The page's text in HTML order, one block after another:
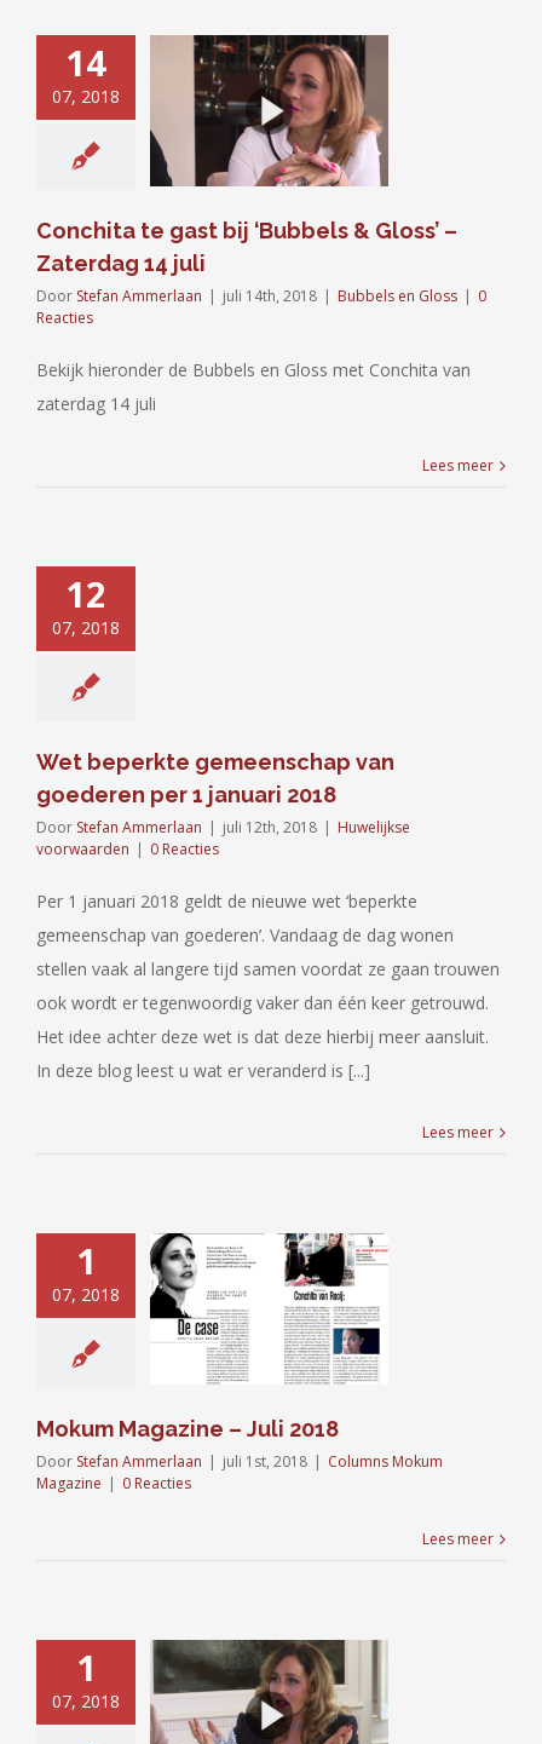
14
07, 2018
te gast bij
14 juli
Conchita te gast bij ‘Bubbels & Gloss’ –
Zaterdag 14 juli
Door Stefan Ammerlaan | juli 14th, 2018 | Bubbels en Gloss | 0
Reacties
Bekijk hieronder de Bubbels en Gloss met Conchita van
zaterdag 14 juli
Lees meer
12
07, 2018
Wet beperkte gemeenschap van
goederen per 1 januari 2018
Door Stefan Ammerlaan | juli 12th, 2018 | Huwelijkse
voorwaarden | 0 Reacties
Per 1 januari 2018 geldt de nieuwe wet ‘beperkte
gemeenschap van goederen’. Vandaag de dag wonen
stellen vaak al langere tijd samen voordat ze gaan trouwen
ook wordt er tegenwoordig vaker dan één keer getrouwd.
Het idee achter deze wet is dat deze hierbij meer aansluit.
In deze blog leest u wat er veranderd is [...]
Lees meer
1
07, 2018
Magazine
Mokum Magazine – Juli 2018
Door Stefan Ammerlaan | juli 1st, 2018 | Columns Mokum
Magazine | 0 Reacties
Lees meer
1
07, 2018
te gast bij